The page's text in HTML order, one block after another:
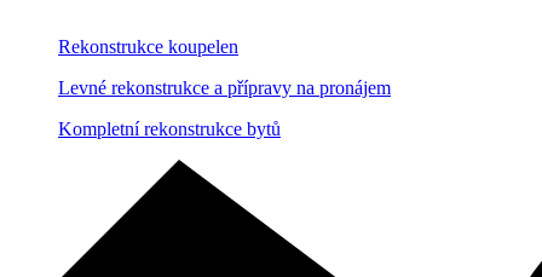
Rekonstrukce koupelen
Levné rekonstrukce a přípravy na pronájem
Kompletní rekonstrukce bytů